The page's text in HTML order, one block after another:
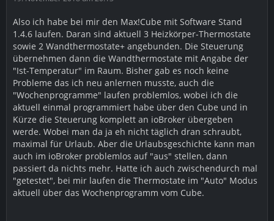
Also ich habe bei mir den Max!Cube mit Software Stand
1.4.6 laufen. Daran sind aktuell 3 Heizkörper-Thermostate
sowie 2 Wandthermostate+ angebunden. Die Steuerung
übernehmen dann die Wandthermostate mit Angabe der
"Ist-Temperatur" im Raum. Bisher gab es noch keine
Probleme das ich neu anlernen musste, auch die
"Wochenprogramme" laufen problemlos, wobei ich die
aktuell einmal programmiert habe über den Cube und in
Kürze die Steuerung komplett an ioBroker übergeben
werde. Wobei man da ja eh nicht täglich dran schraubt,
maximal für Urlaub. Aber die Urlaubsgeschichte kann man
auch im ioBroker problemlos auf "aus" stellen, dann
passiert da nichts mehr. Hatte ich auch zwischendurch mal
"getestet", bei mir laufen die Thermostate im "Auto" Modus
aktuell über das Wochenprogramm vom Cube.